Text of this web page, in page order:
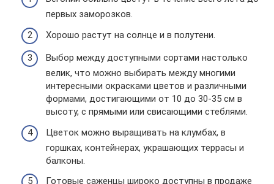
первых заморозков.
Хорошо растут на солнце и в полутени.
Выбор между доступными сортами настолько
велик, что можно выбирать между многими
интересными окрасками цветов и различными
формами, достигающими от 10 до 30-35 см в
высоту, с прямыми или свисающими стеблями.
Цветок можно выращивать на клумбах, в
горшках, контейнерах, украшающих террасы и
балконы.
Готовые саженцы широко доступны в продаже